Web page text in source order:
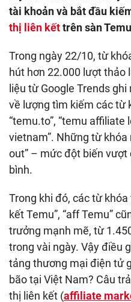
tài khoản và bắt đầu
thị liên kếttrên sàn
Trong ngày 22/10, từ
hút hơn 22.000 lượt thảo
liệu từ Google Trends
về lượng tìm kiếm các từ
“temu.to”, “temu affiliate
vietnam”. Những từ
out” – mức đột biến
bình.
Trong khi đó, các từ
kết Temu”, “aff Temu”
trưởng mạnh mẽ, từ
trong vài ngày. Vậy điều
tảng thương mại điện tử
bão tại Việt Nam? Câu
thị liên kết (affiliate